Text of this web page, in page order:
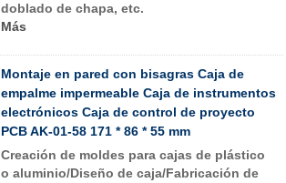
doblado de chapa, etc.
Más
Montaje en pared con bisagras Caja de
empalme impermeable Caja de instrumentos
electrónicos Caja de control de proyecto
PCB AK-01-58 171 * 86 * 55 mm
Creación de moldes para cajas de plástico
o aluminio/Diseño de caja/Fabricación de